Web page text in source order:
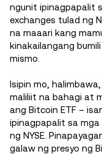
ngunit ipinagpapalit
exchanges tulad ng
na maaari kang
kinakailangang
mismo.
Isipin mo,
maliliit na bahagi at
ang Bitcoin ETF –
ipinagpapalit sa
ng NYSE.
galaw ng presyo ng